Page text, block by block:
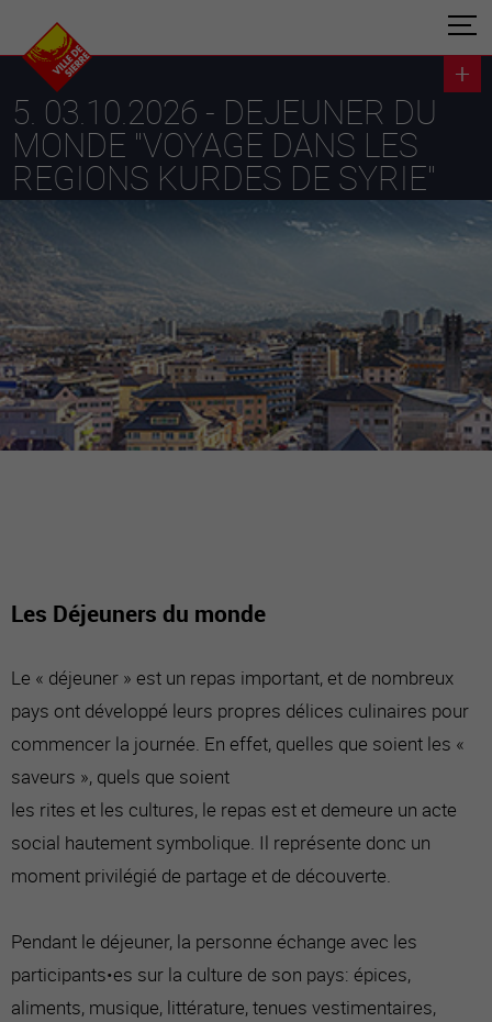
5. 03.10.2026 - DEJEUNER DU
MONDE "VOYAGE DANS LES
REGIONS KURDES DE SYRIE"
Les Déjeuners du monde
Le « déjeuner » est un repas important, et de nombreux
pays ont développé leurs propres délices culinaires pour
commencer la journée. En effet, quelles que soient les «
saveurs », quels que soient
les rites et les cultures, le repas est et demeure un acte
social hautement symbolique. Il représente donc un
moment privilégié de partage et de découverte.
Pendant le déjeuner, la personne échange avec les
participants•es sur la culture de son pays: épices,
aliments, musique, littérature, tenues vestimentaires,